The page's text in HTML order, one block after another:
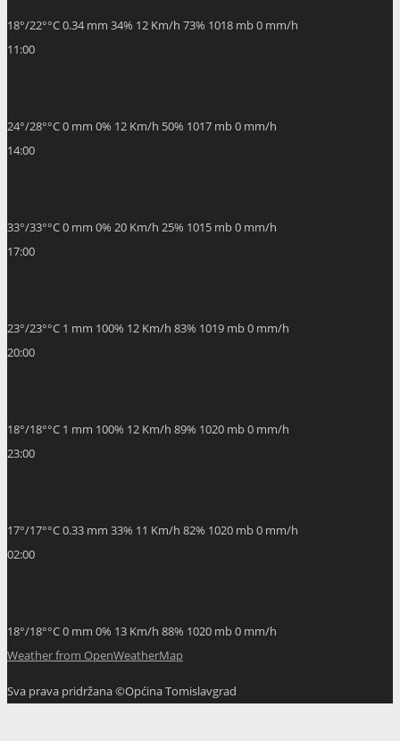
18°/22°°C0.34 mm 34% 12 Km/h 73% 1018 mb0 mm/h
11:00
24°/28°°C0 mm 0% 12 Km/h 50% 1017 mb0 mm/h
14:00
33°/33°°C0 mm 0% 20 Km/h 25% 1015 mb0 mm/h
17:00
23°/23°°C 1 mm 100% 12 Km/h 83% 1019 mb0 mm/h
20:00
18°/18°°C 1 mm 100% 12 Km/h 89% 1020 mb0 mm/h
23:00
17°/17°°C0.33 mm 33% 11 Km/h 82% 1020 mb0 mm/h
02:00
18°/18°°C0 mm 0% 13 Km/h 88% 1020 mb0 mm/h
Weather from OpenWeatherMap
Sva prava pridržana ©Općina Tomislavgrad